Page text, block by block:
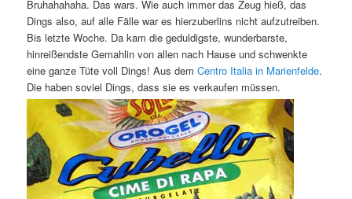
Bruhahahaha. Das wars. Wie auch immer das Zeug hieß, das
Dings also, auf alle Fälle war es hierzuberlins nicht aufzutreiben.
Bis letzte Woche. Da kam die geduldigste, wunderbarste,
hinreißendste Gemahlin von allen nach Hause und schwenkte
eine ganze Tüte voll Dings! Aus demCentro Italia in Marienfelde.
Die haben soviel Dings, dass sie es verkaufen müssen.